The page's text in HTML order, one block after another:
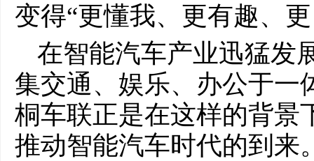
变得“更懂我、更有趣、
在智能汽车产业迅猛发
集交通、娱乐、办公于一
桐车联正是在这样的背景
推动智能汽车时代的到来